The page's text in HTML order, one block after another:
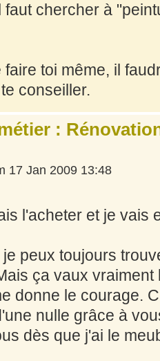
faut chercher à
toi même, il
conseiller.
:
17 Jan 2009 13:48
l'acheter et je vais
peux toujours
ça vaux
donne le courage.
nulle grâce à
dès que j'ai le